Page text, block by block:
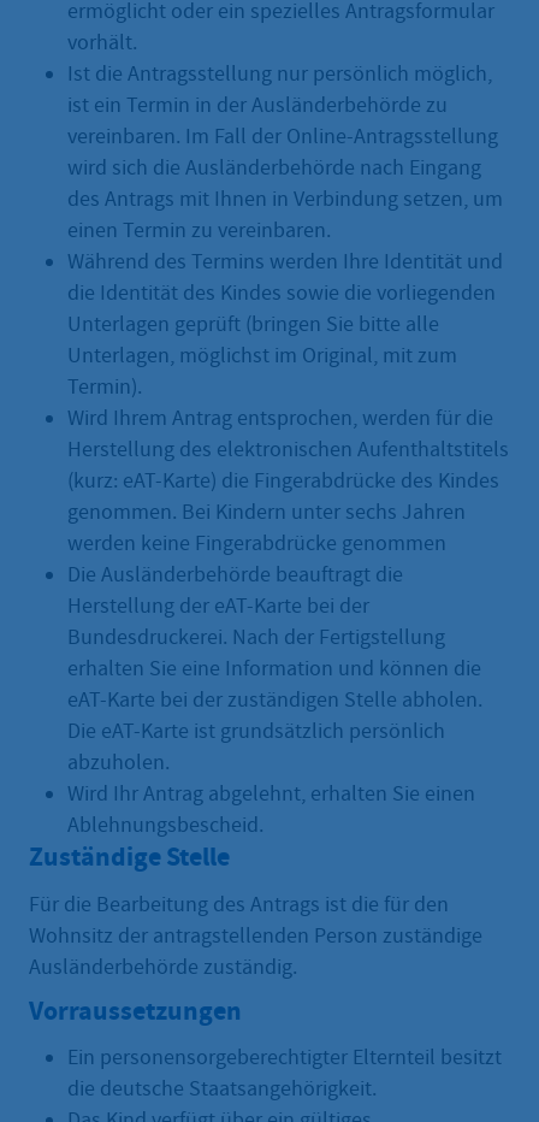
ermöglicht oder ein spezielles Antragsformular
vorhält.
Ist die Antragsstellung nur persönlich möglich,
ist ein Termin in der Ausländerbehörde zu
vereinbaren. Im Fall der Online-Antragsstellung
wird sich die Ausländerbehörde nach Eingang
des Antrags mit Ihnen in Verbindung setzen, um
einen Termin zu vereinbaren.
Während des Termins werden Ihre Identität und
die Identität des Kindes sowie die vorliegenden
Unterlagen geprüft (bringen Sie bitte alle
Unterlagen, möglichst im Original, mit zum
Termin).
Wird Ihrem Antrag entsprochen, werden für die
Herstellung des elektronischen Aufenthaltstitels
(kurz: eAT-Karte) die Fingerabdrücke des Kindes
genommen. Bei Kindern unter sechs Jahren
werden keine Fingerabdrücke genommen
Die Ausländerbehörde beauftragt die
Herstellung der eAT-Karte bei der
Bundesdruckerei. Nach der Fertigstellung
erhalten Sie eine Information und können die
eAT-Karte bei der zuständigen Stelle abholen.
Die eAT-Karte ist grundsätzlich persönlich
abzuholen.
Wird Ihr Antrag abgelehnt, erhalten Sie einen
Ablehnungsbescheid.
Zuständige Stelle
Für die Bearbeitung des Antrags ist die für den
Wohnsitz der antragstellenden Person zuständige
Ausländerbehörde zuständig.
Vorraussetzungen
Ein personensorgeberechtigter Elternteil besitzt
die deutsche Staatsangehörigkeit.